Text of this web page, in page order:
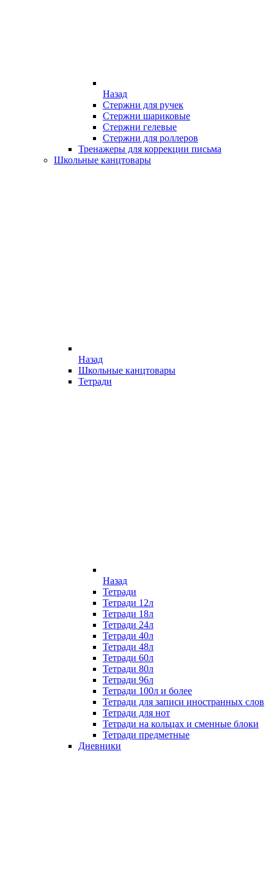
Назад
Стержни для ручек
Стержни шариковые
Стержни гелевые
Стержни для роллеров
Тренажеры для коррекции письма
Школьные канцтовары
Назад
Школьные канцтовары
Тетради
Назад
Тетради
Тетради 12л
Тетради 18л
Тетради 24л
Тетради 40л
Тетради 48л
Тетради 60л
Тетради 80л
Тетради 96л
Тетради 100л и более
Тетради для записи иностранных слов
Тетради для нот
Тетради на кольцах и сменные блоки
Тетради предметные
Дневники